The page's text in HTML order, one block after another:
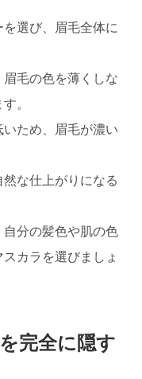
選び、眉毛全体に
毛の色を薄くしな
。
ため、眉毛が濃い
な仕上がりになる
分の髪色や肌の色
カラを選びましょ
完全に隠す